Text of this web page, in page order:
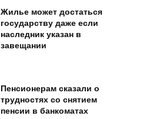
Жилье может достаться
государству даже если
наследник указан в
завещании
Пенсионерам сказали о
трудностях со снятием
пенсии в банкоматах